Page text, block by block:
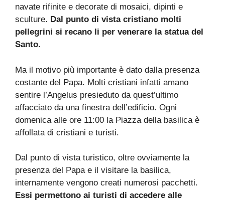
navate rifinite e decorate di mosaici, dipinti e
sculture. Dal punto di vista cristiano molti
pellegrini si recano li per venerare la statua del
Santo.
Ma il motivo più importante è dato dalla presenza
costante del Papa. Molti cristiani infatti amano
sentire l’Angelus presieduto da quest’ultimo
affacciato da una finestra dell’edificio. Ogni
domenica alle ore 11:00 la Piazza della basilica è
affollata di cristiani e turisti.
Dal punto di vista turistico, oltre ovviamente la
presenza del Papa e il visitare la basilica,
internamente vengono creati numerosi pacchetti.
Essi permettono ai turisti di accedere alle